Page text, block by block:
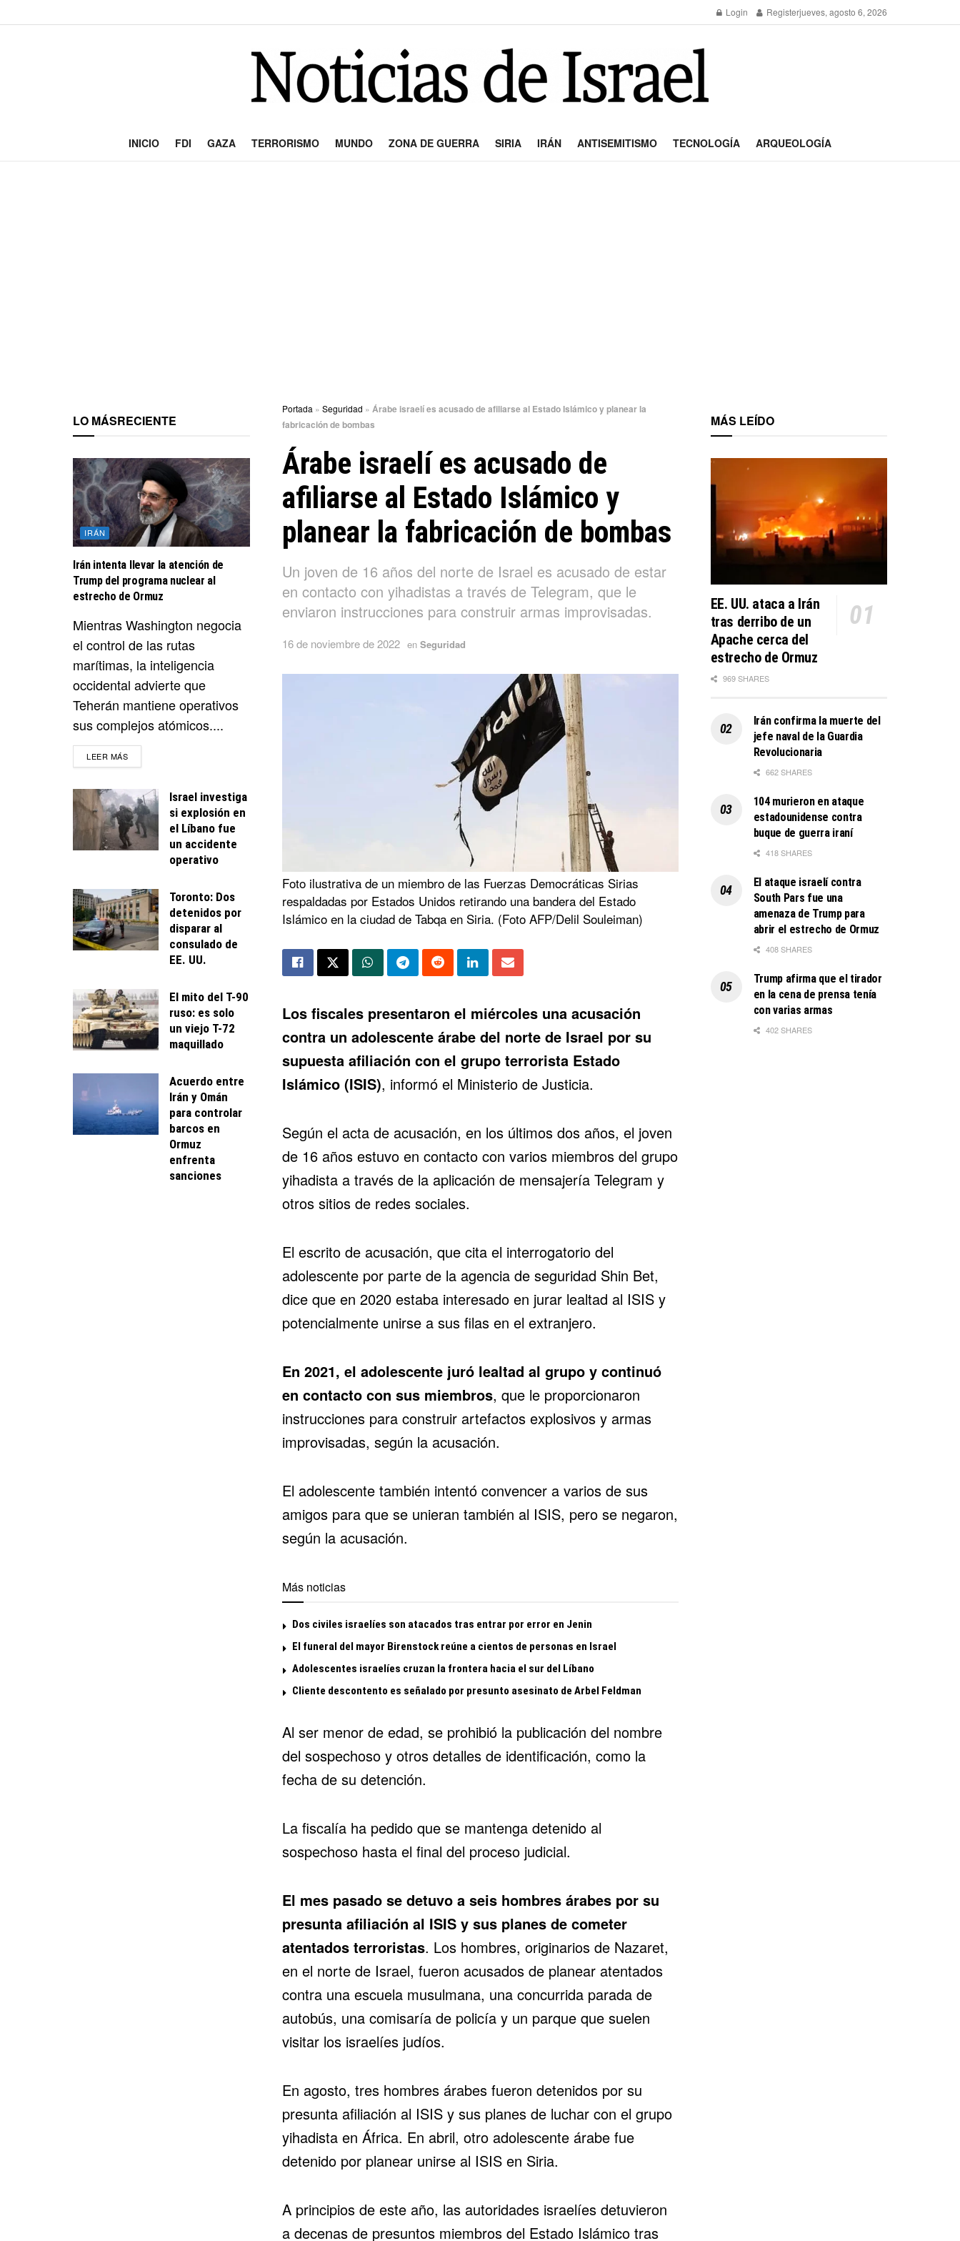
Login Registerjueves, agosto 6, 2026
INICIO FDI GAZA TERRORISMO MUNDO ZONA DE GUERRA SIRIA IRÁN ANTISEMITISMO TECNOLOGÍA ARQUEOLOGÍA
Portada » Seguridad » Árabe israelí es acusado de afiliarse al Estado Islámico y planear la
fabricación de bombas
Árabe israelí es acusado de
afiliarse al Estado Islámico y
planear la fabricación de bombas
Un joven de 16 años del norte de Israel es acusado de estar
en contacto con yihadistas a través de Telegram, que le
enviaron instrucciones para construir armas improvisadas.
16 de noviembre de 2022 en Seguridad
Foto ilustrativa de un miembro de las Fuerzas Democráticas Sirias
respaldadas por Estados Unidos retirando una bandera del Estado
Islámico en la ciudad de Tabqa en Siria. (Foto AFP/Delil Souleiman)
Los fiscales presentaron el miércoles una acusación
contra un adolescente árabe del norte de Israel por su
supuesta afiliación con el grupo terrorista Estado
Islámico (ISIS), informó el Ministerio de Justicia.
Según el acta de acusación, en los últimos dos años, el joven
de 16 años estuvo en contacto con varios miembros del grupo
yihadista a través de la aplicación de mensajería Telegram y
otros sitios de redes sociales.
El escrito de acusación, que cita el interrogatorio del
adolescente por parte de la agencia de seguridad Shin Bet,
dice que en 2020 estaba interesado en jurar lealtad al ISIS y
potencialmente unirse a sus filas en el extranjero.
En 2021, el adolescente juró lealtad al grupo y continuó
en contacto con sus miembros, que le proporcionaron
instrucciones para construir artefactos explosivos y armas
improvisadas, según la acusación.
El adolescente también intentó convencer a varios de sus
amigos para que se unieran también al ISIS, pero se negaron,
según la acusación.
Más noticias
Dos civiles israelíes son atacados tras entrar por error en Jenin
El funeral del mayor Birenstock reúne a cientos de personas en Israel
Adolescentes israelíes cruzan la frontera hacia el sur del Líbano
Cliente descontento es señalado por presunto asesinato de Arbel Feldman
Al ser menor de edad, se prohibió la publicación del nombre
del sospechoso y otros detalles de identificación, como la
fecha de su detención.
La fiscalía ha pedido que se mantenga detenido al
sospechoso hasta el final del proceso judicial.
El mes pasado se detuvo a seis hombres árabes por su
presunta afiliación al ISIS y sus planes de cometer
atentados terroristas. Los hombres, originarios de Nazaret,
en el norte de Israel, fueron acusados de planear atentados
contra una escuela musulmana, una concurrida parada de
autobús, una comisaría de policía y un parque que suelen
visitar los israelíes judíos.
En agosto, tres hombres árabes fueron detenidos por su
presunta afiliación al ISIS y sus planes de luchar con el grupo
yihadista en África. En abril, otro adolescente árabe fue
detenido por planear unirse al ISIS en Siria.
A principios de este año, las autoridades israelíes detuvieron
a decenas de presuntos miembros del Estado Islámico tras
LO MÁSRECIENTE
IRÁN
Irán intenta llevar la atención de
Trump del programa nuclear al
estrecho de Ormuz
Mientras Washington negocia
el control de las rutas
marítimas, la inteligencia
occidental advierte que
Teherán mantiene operativos
sus complejos atómicos....
LEER MÁSDETAILS
Israel investiga
si explosión en
el Líbano fue
un accidente
operativo
Toronto: Dos
detenidos por
disparar al
consulado de
EE. UU.
El mito del T-90
ruso: es solo
un viejo T-72
maquillado
Acuerdo entre
Irán y Omán
para controlar
barcos en
Ormuz
enfrenta
sanciones
MÁS LEÍDO
EE. UU. ataca a Irán
tras derribo de un
Apache cerca del
estrecho de Ormuz
969 SHARES
Irán confirma la muerte del
jefe naval de la Guardia
Revolucionaria
662 SHARES
104 murieron en ataque
estadounidense contra
buque de guerra iraní
418 SHARES
El ataque israelí contra
South Pars fue una
amenaza de Trump para
abrir el estrecho de Ormuz
408 SHARES
Trump afirma que el tirador
en la cena de prensa tenía
con varias armas
402 SHARES